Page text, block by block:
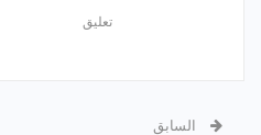
تعليق
السابق